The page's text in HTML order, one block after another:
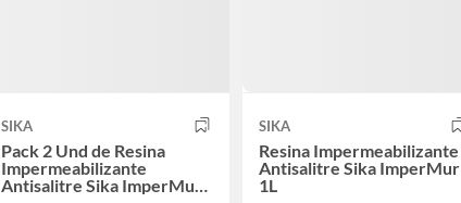
SIKA
Pack 2 Und de Resina
Impermeabilizante
Antisalitre Sika ImperMur
SIKA
Resina Impermeabilizante
Antisalitre Sika ImperMur
1L